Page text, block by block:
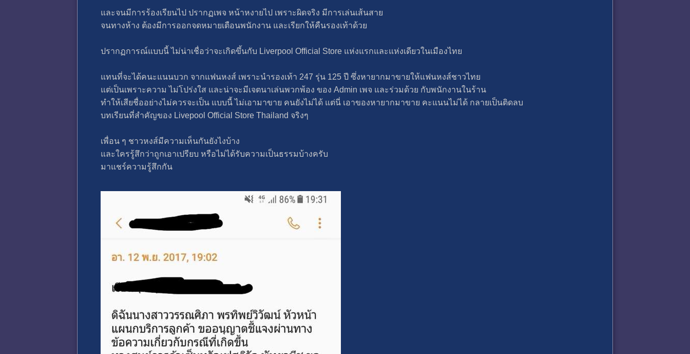
และจนมีการร้องเรียนไป ปรากฏเพจ หน้าหงายไป เพราะผิดจริง มีการเล่นเส้นสาย
จนทางห้าง ต้องมีการออกจดหมายเตือนพนักงาน และเรียกให้คืนรองเท้าด้วย
ปรากฏการณ์แบบนี้ ไม่น่าเชื่อว่าจะเกิดขึ้นกับ Liverpool Official Store แห่งแรกและแห่งเดียวในเมืองไทย
แทนที่จะได้คนะแนนบวก จากแฟนหงส์ เพราะนำรองเท้า 247 รุ่น 125 ปี ซึ่งหายากมาขายให้แฟนหงส์ชาวไทย
แต่เป็นเพราะความ ไม่โปร่งใส และน่าจะมีเจตนาเล่นพวกพ้อง ของ Admin เพจ และร่วมด้วย กับพนักงานในร้าน
ทำให้เสียชื่ออย่างไม่ควรจะเป็น แบบนี้ ไม่เอามาขาย คนยังไม่ได้ แต่นี่ เอาของหายากมาขาย คะแนนไม่ได้ กลายเป็นติดลบ
บทเรียนที่สำคัญของ Livepool Official Store Thailand จริงๆ
เพื่อน ๆ ชาวหงส์มีความเห็นกันยังไงบ้าง
และใครรู้สึกว่าถูกเอาเปรียบ หรือไม่ได้รับความเป็นธรรมบ้างครับ
มาแชร์ความรู้สึกกัน